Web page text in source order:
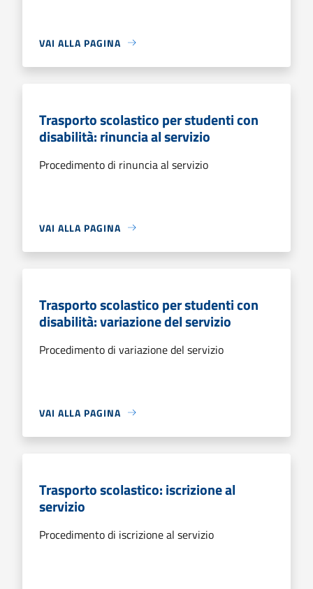
VAI ALLA PAGINA
Trasporto scolastico per studenti con
disabilità: rinuncia al servizio
Procedimento di rinuncia al servizio
VAI ALLA PAGINA
Trasporto scolastico per studenti con
disabilità: variazione del servizio
Procedimento di variazione del servizio
VAI ALLA PAGINA
Trasporto scolastico: iscrizione al
servizio
Procedimento di iscrizione al servizio